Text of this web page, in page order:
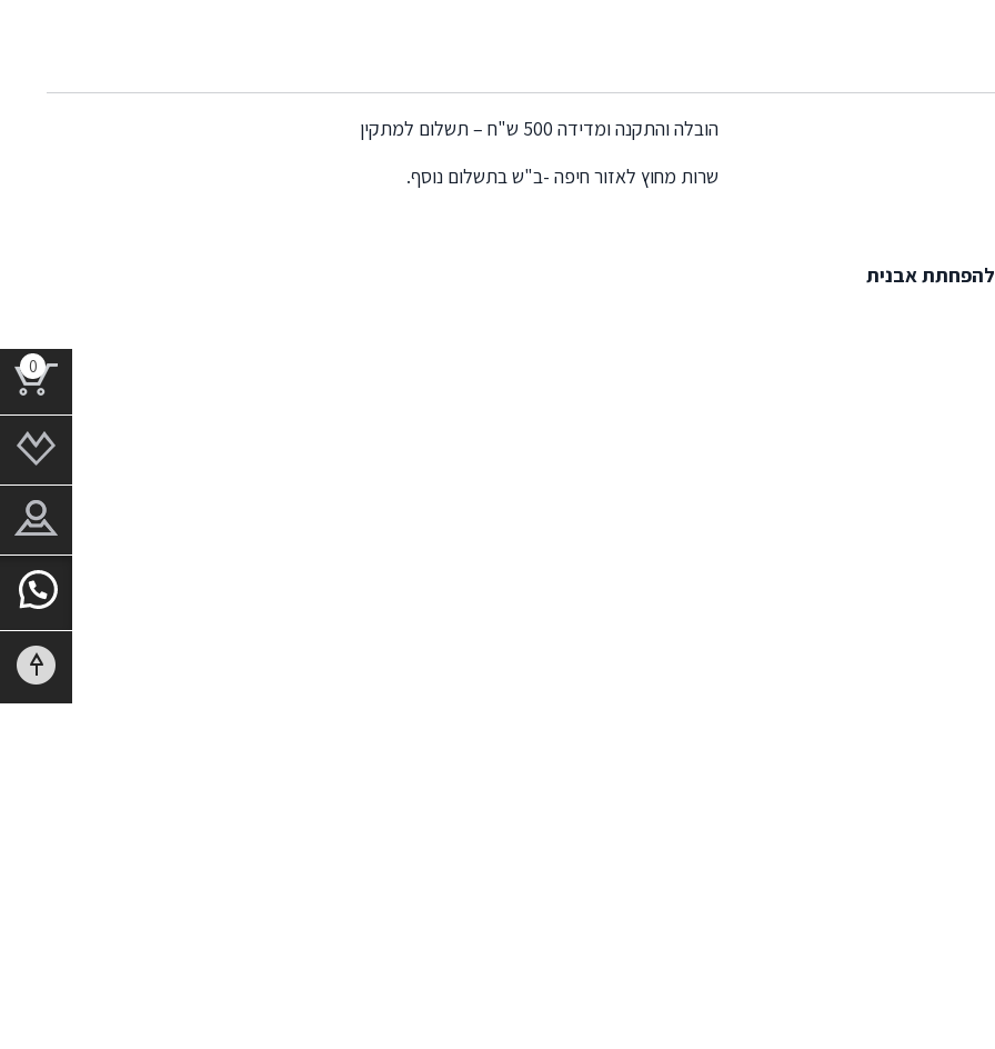
להפחתת אבנית
הובלה והתקנה ומדידה 500 ש"ח – תשלום למתקין
שרות מחוץ לאזור חיפה -ב"ש בתשלום נוסף.
0